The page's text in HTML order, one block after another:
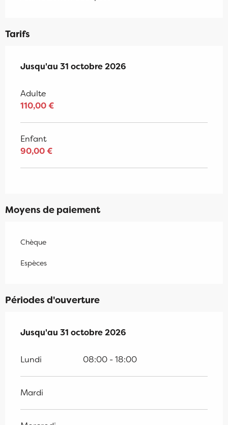
Tarifs
Du1 avril 2026au31 octobre 2026
Jusqu'au 31 octobre 2026
Adulte
110,00 €
Enfant
90,00 €
Moyens de paiement
Chèque
Espèces
Périodes d'ouverture
Du1 avril 2026au31 octobre 2026
Jusqu'au 31 octobre 2026
Lundi 08:00 - 18:00
Mardi